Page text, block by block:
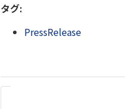
タグ:
PressRelease